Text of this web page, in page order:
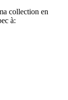
collection en
à: